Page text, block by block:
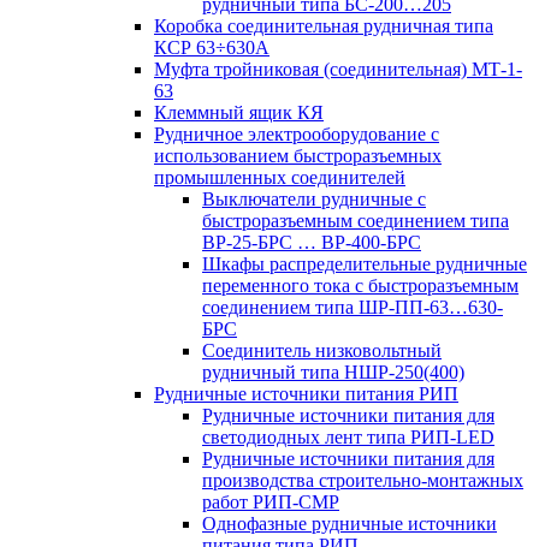
рудничный типа БС-200…205
Коробка соединительная рудничная типа
КСР 63÷630А
Муфта тройниковая (соединительная) МТ-1-
63
Клеммный ящик КЯ
Рудничное электрооборудование с
использованием быстроразъемных
промышленных соединителей
Выключатели рудничные с
быстроразъемным соединением типа
ВР-25-БРС … ВР-400-БРС
Шкафы распределительные рудничные
переменного тока с быстроразъемным
соединением типа ШР-ПП-63…630-
БРС
Соединитель низковольтный
рудничный типа НШР-250(400)
Рудничные источники питания РИП
Рудничные источники питания для
светодиодных лент типа РИП-LED
Рудничные источники питания для
производства строительно-монтажных
работ РИП-СМР
Однофазные рудничные источники